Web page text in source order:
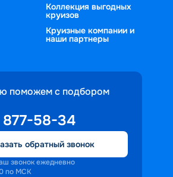
Коллекция выгодных
круизов
Круизные компании и
наши партнеры
поможем с подбором
877-58-34
обратный звонок
звонок ежедневно
по МСК